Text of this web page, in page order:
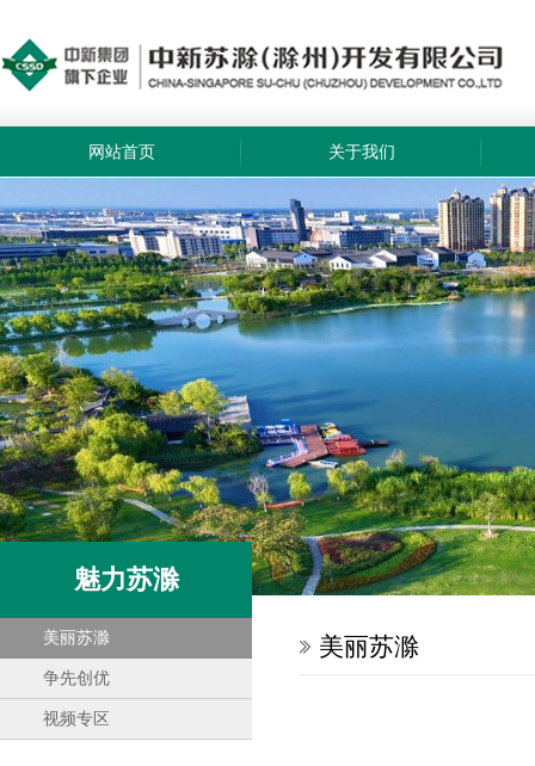
网站首页 关于我们
魅力苏滁
美丽苏滁
争先创优
视频专区
美丽苏滁